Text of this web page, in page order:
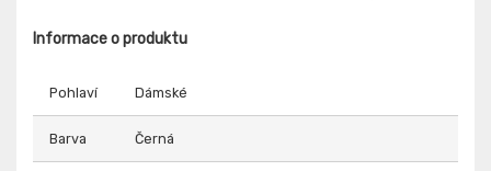
Informace o produktu
Pohlaví Dámské
Barva Černá